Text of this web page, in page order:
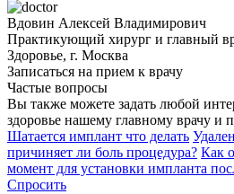
Вдовин Алексей Владимирович
Практикующий хирург и главный
Здоровье, г. Москва
Записаться на прием к врачу
Частые вопросы
Вы также можете задать любой
здоровье нашему главному врачу и
Шатается имплант что делать
причиняет ли боль процедура? Как
момент для установки импланта
Спросить